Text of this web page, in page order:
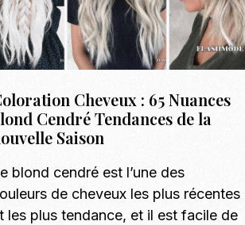
Cheveux : 65 Nuances
Cendré Tendances de la
Saison
blond cendré est l’une des
de cheveux les plus récentes
les plus tendance, et il est facile de